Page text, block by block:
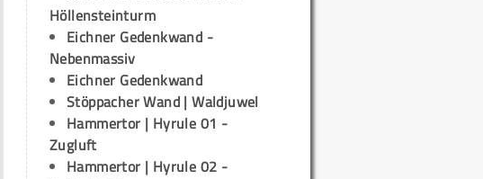
Höllensteinturm
Eichner Gedenkwand -
Nebenmassiv
Eichner Gedenkwand
Stöppacher Wand | Waldjuwel
Hammertor | Hyrule 01 -
Zugluft
Hammertor | Hyrule 02 -